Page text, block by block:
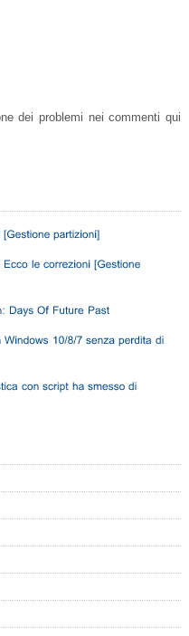
dei problemi nei commenti qui